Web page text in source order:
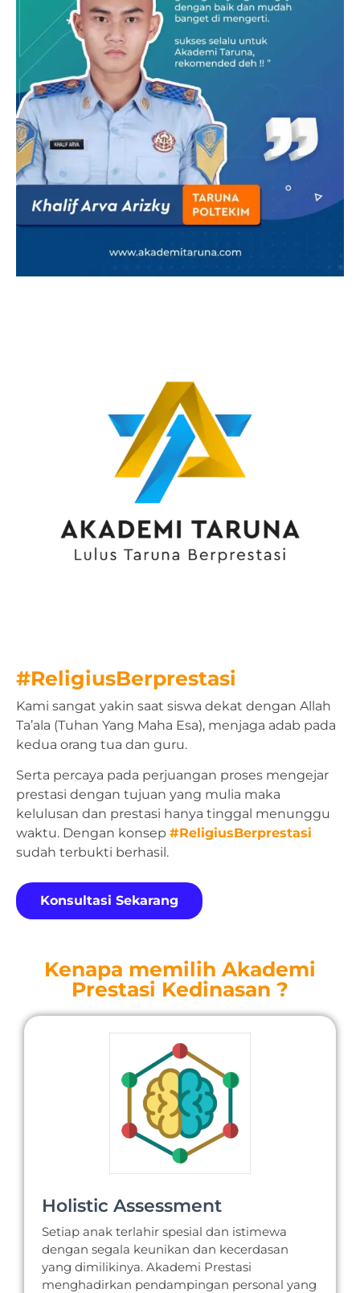
#ReligiusBerprestasi
Kami sangat yakin saat siswa dekat dengan Allah
Ta’ala (Tuhan Yang Maha Esa), menjaga adab pada
kedua orang tua dan guru.
Serta percaya pada perjuangan proses mengejar
prestasi dengan tujuan yang mulia maka
kelulusan dan prestasi hanya tinggal menunggu
waktu. Dengan konsep #ReligiusBerprestasi
sudah terbukti berhasil.
Konsultasi Sekarang
Kenapa memilih Akademi
Prestasi Kedinasan ?
Holistic Assessment
Setiap anak terlahir spesial dan istimewa
dengan segala keunikan dan kecerdasan
yang dimilikinya. Akademi Prestasi
menghadirkan pendampingan personal yang